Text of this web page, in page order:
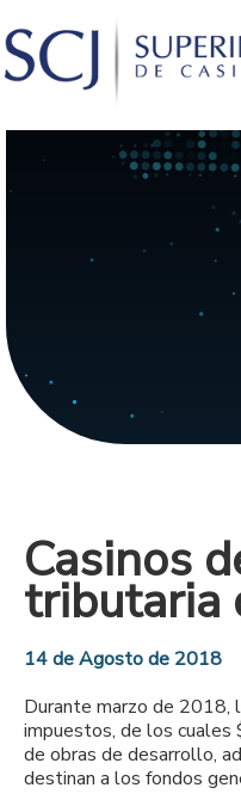
Casinos
tributaria
14 de Agosto de 2018
Durante marzo de 2018,
impuestos, de los cuales
de obras de desarrollo,
destinan a los fondos